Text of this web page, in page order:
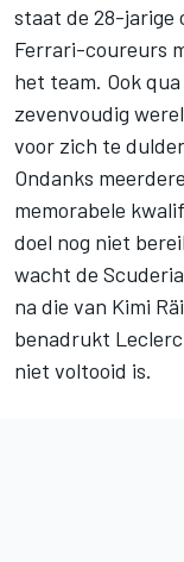
staat de 28-jarige
Ferrari-coureurs
het team. Ook
zevenvoudig
voor zich te
Ondanks
memorabele
doel nog niet
wacht de
na die van Kimi
benadrukt
niet voltooid is.